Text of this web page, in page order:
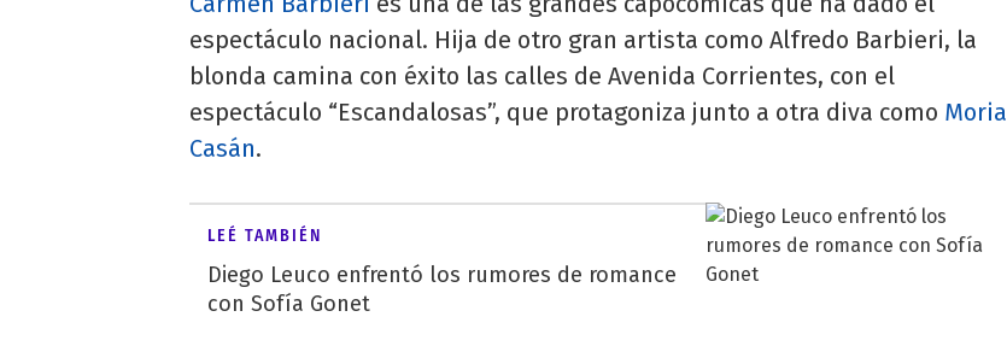
espectáculo nacional. Hija de otro gran artista como Alfredo Barbieri, la
blonda camina con éxito las calles de Avenida Corrientes, con el
espectáculo “Escandalosas”, que protagoniza junto a otra diva como Moria
Casán.
LEÉ TAMBIÉN
Diego Leuco enfrentó los rumores de romance
con Sofía Gonet